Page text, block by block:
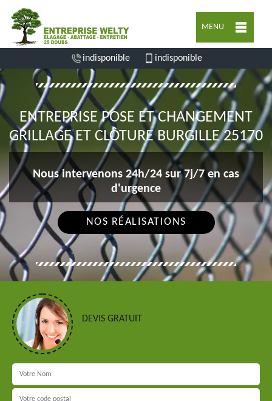
MENU
indisponible indisponible
ENTREPRISE POSE ET CHANGEMENT
GRILLAGE ET CLÔTURE BURGILLE 25170
Nous intervenons 24h/24 sur 7j/7 en cas
d'urgence
NOS RÉALISATIONS
DEVIS GRATUIT